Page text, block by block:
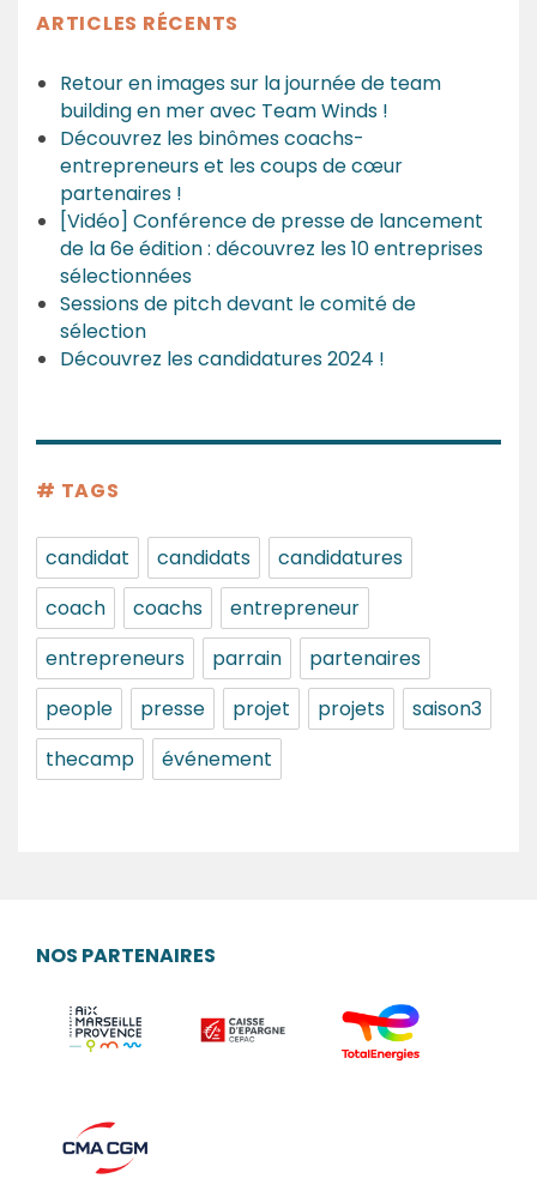
ARTICLES RÉCENTS
Retour en images sur la journée de team
building en mer avec Team Winds !
Découvrez les binômes coachs-
entrepreneurs et les coups de cœur
partenaires !
[Vidéo] Conférence de presse de lancement
de la 6e édition : découvrez les 10 entreprises
sélectionnées
Sessions de pitch devant le comité de
sélection
Découvrez les candidatures 2024 !
# TAGS
candidat candidats
candidatures
coach
coachs
entrepreneur
entrepreneurs
parrain
partenaires
people
presse projet projets
saison3
thecamp
événement
NOS PARTENAIRES